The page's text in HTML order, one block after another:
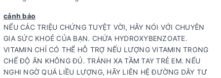
cảnh báo
NẾU CÁC TRIỆU CHỨNG TUYỆT VỜI, HÃY NÓI VỚI CHUYÊN
GIA SỨC KHOẺ CỦA BẠN. CHỨA HYDROXYBENZOATE.
VITAMIN CHỈ CÓ THỂ HỖ TRỢ NẾU LƯỢNG VITAMIN TRONG
CHẾ ĐỘ ĂN KHÔNG ĐỦ. TRÁNH XA TẦM TAY TRẺ EM. NẾU
NGHI NGỜ QUÁ LIỀU LƯỢNG, HÃY LIÊN HỆ ĐƯỜNG DÂY TƯ